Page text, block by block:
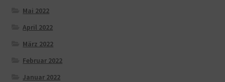
Mai 2022
April 2022
März 2022
Februar 2022
Januar 2022